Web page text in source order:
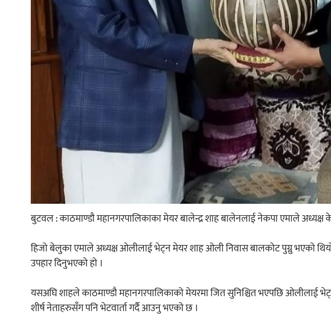
बुटवल : काठमाण्डौ महानगरपालिकाका मेयर बालेन्द्र शाह बालेनलाई नेकपा एमाले
हिजो बेलुका एमाले अध्यक्ष ओलीलाई भेट्न मेयर शाह ओली निवास बालकोट पुग्नु भएको
उपहार दिनुभएको हो ।
यसअघि शाहले काठमाण्डौ महानगरपालिकाको मेयरमा जित सुनिश्चित भएपछि ओलीलाई
शीर्ष नेताहरुसँग पनि भेटवार्ता गर्दै आउनु भएको छ ।